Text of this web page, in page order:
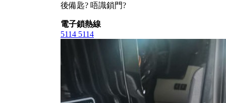
後備匙? 唔識鎖門?
電子鎖熱線
5114 5114